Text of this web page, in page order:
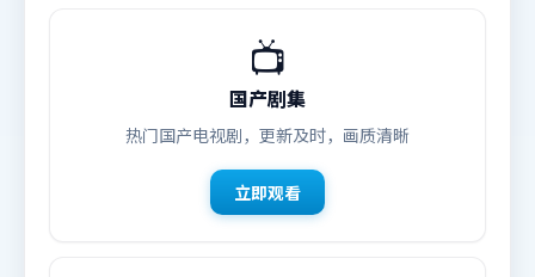
📺
国产剧集
热门国产电视剧，更新及时，画质清晰
立即观看